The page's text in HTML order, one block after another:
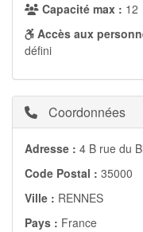
Capacité max : 12
Accès aux
défini
Coordonnées
Adresse : 4 B rue du
Code Postal : 35000
Ville : RENNES
Pays : France